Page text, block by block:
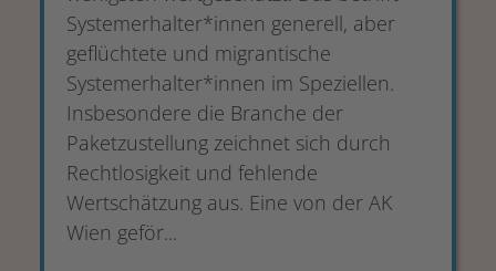
Systemerhalter*innen generell, aber
geflüchtete und migrantische
Systemerhalter*innen im Speziellen.
Insbesondere die Branche der
Paketzustellung zeichnet sich durch
Rechtlosigkeit und fehlende
Wertschätzung aus. Eine von der AK
Wien geför...